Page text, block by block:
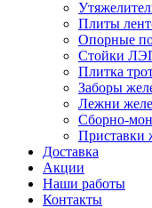
Плиты
Опорные
Стойки
Плитка
Заборы
Лежни
Сборно-
Приставки
Доставка
Акции
Наши работы
Контакты